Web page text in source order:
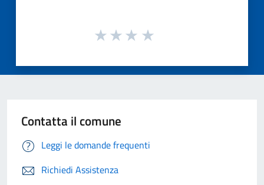
Contatta il comune
Leggi le domande frequenti
Richiedi Assistenza